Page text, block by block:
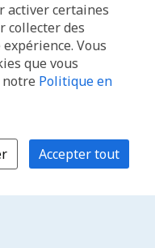
activer certaines
collecter des
Vous
que vous
notre Politique en
Accepter tout